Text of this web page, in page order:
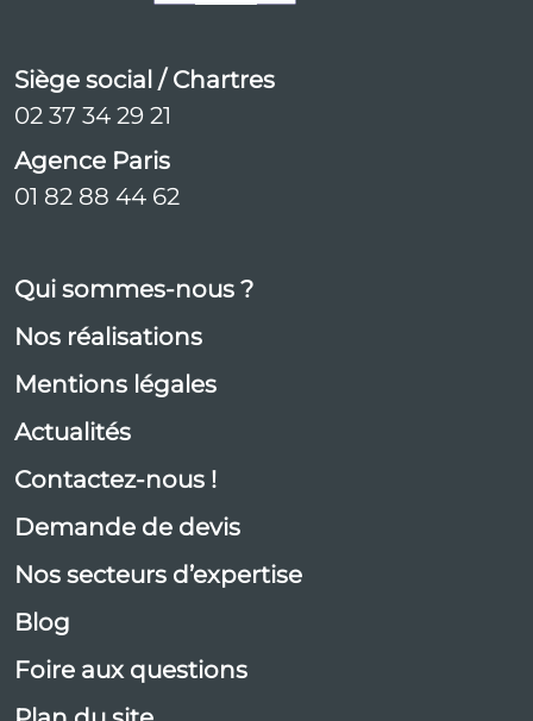
Siège social / Chartres
02 37 34 29 21
Agence Paris
01 82 88 44 62
Qui sommes-nous ?
Nos réalisations
Mentions légales
Actualités
Contactez-nous !
Demande de devis
Nos secteurs d’expertise
Blog
Foire aux questions